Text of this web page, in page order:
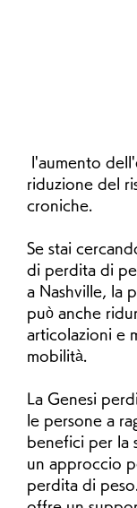
riduzione del
croniche.
Se stai
di perdita di
a Nashville, la
può anche
articolazioni e
mobilità.
La Genesi
le persone a
benefici per la
un approccio
perdita di